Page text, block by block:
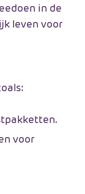
in de
leven voor
voor